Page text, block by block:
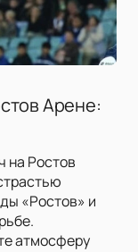
Арене:
на Ростов
«Ростов» и
атмосферу